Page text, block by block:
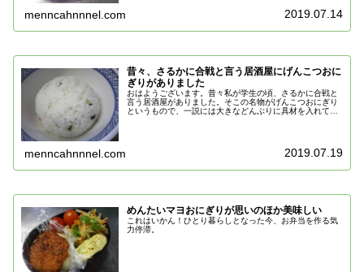
menncahnnnel.com 2019.07.14
昔々、さるかに合戦と言う居酒屋にげんこつおに
ぎりがありました
おはようございます。昔々私が学生の頃、さるかに合戦と
言う居酒屋がありました。そこの名物がげんこつおにぎり
というもので、一説には大きなどんぶりに具材を入れて、
menncahnnnel.com 2019.07.19
めんたいマヨおにぎりが思いのほか美味しい
これはいかん！ひとり暮らしとなった今、お弁当を作る気
力停滞。